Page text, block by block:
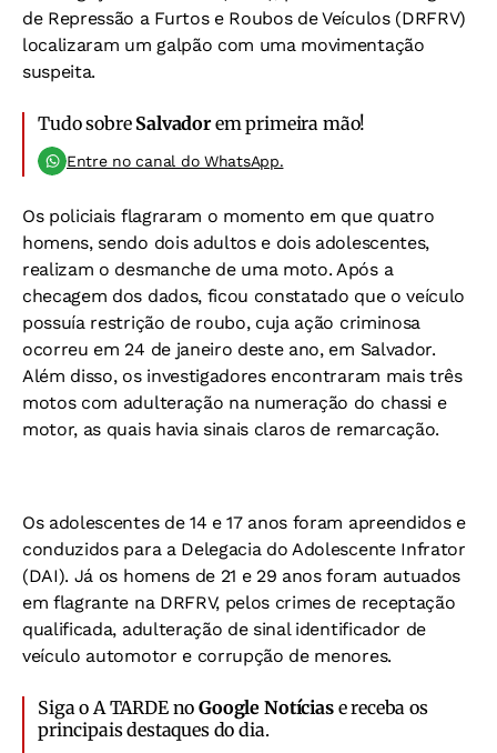
de Repressão a Furtos e Roubos de Veículos (DRFRV)
localizaram um galpão com uma movimentação
suspeita.
Tudo sobre Salvadorem primeira mão!
Entre no canal do WhatsApp.
Os policiais flagraram o momento em que quatro
homens, sendo dois adultos e dois adolescentes,
realizam o desmanche de uma moto. Após a
checagem dos dados, ficou constatado que o veículo
possuía restrição de roubo, cuja ação criminosa
ocorreu em 24 de janeiro deste ano, em Salvador.
Além disso, os investigadores encontraram mais três
motos com adulteração na numeração do chassi e
motor, as quais havia sinais claros de remarcação.
Os adolescentes de 14 e 17 anos foram apreendidos e
conduzidos para a Delegacia do Adolescente Infrator
(DAI). Já os homens de 21 e 29 anos foram autuados
em flagrante na DRFRV, pelos crimes de receptação
qualificada, adulteração de sinal identificador de
veículo automotor e corrupção de menores.
Siga o A TARDE noGoogle Notíciase receba os
principais destaques do dia.